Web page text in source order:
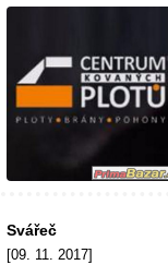
Svářeč
[09. 11. 2017]